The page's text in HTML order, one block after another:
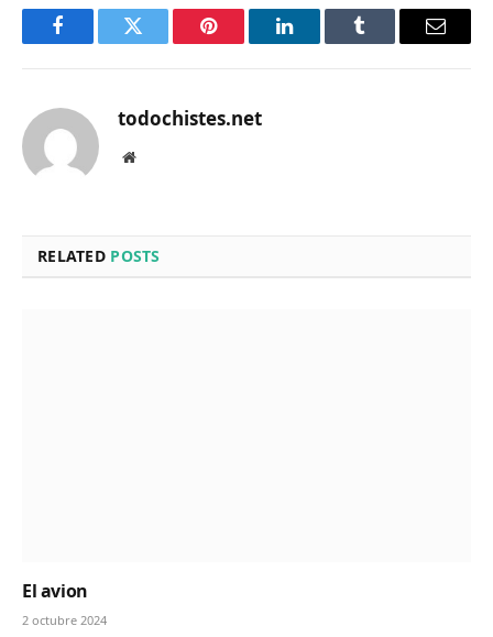
FacebookTwitter Pinterest LinkedInTumblr Email
todochistes.net
Website
RELATED POSTS
El avion
2 octubre 2024